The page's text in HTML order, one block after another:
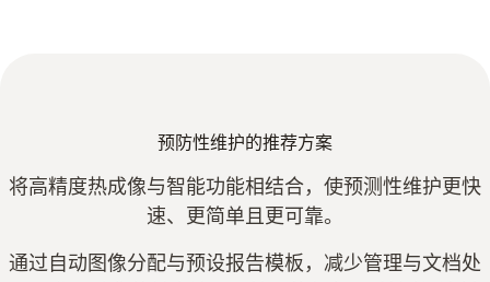
预防性维护的推荐方案
将高精度热成像与智能功能相结合，使预测性维护更快
速、更简单且更可靠。
通过自动图像分配与预设报告模板，减少管理与文档处